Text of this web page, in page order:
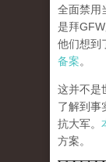
全面禁用
是拜
他们想到
备案。
这并不是
了解到事
抗大军。
方案。